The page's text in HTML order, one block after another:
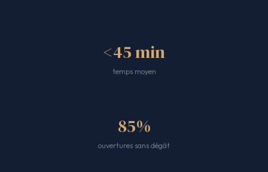
<45 min
temps moyen
85%
ouvertures sans dégât